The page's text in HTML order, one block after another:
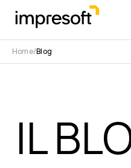
Home Blog
IL